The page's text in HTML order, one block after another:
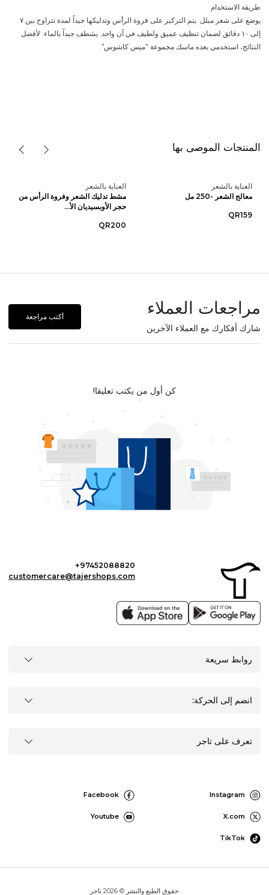
طريقة الاستخدام
يوضع على شعر مبلل. يتم التركيز على فروة الرأس وتدليكها جيداً لمدة تتراوح بين ٧
إلى ١٠ دقائق لضمان تنظيف عميق ولطيف في آن واحد. يشطف جيداً بالماء. لأفضل
النتائج، استخدمي بعده ماسك مجموعة "ميس كاشوس".
المنتجات الموصى بها
العناية بالشعر
معالج الشعر -250 مل
QR159
العناية بالشعر
مشط تدليك الشعر وفروة الرأس من
حجر الأوبسيديان الأ...
QR200
مراجعات العملاء
شارك أفكارك مع العملاء الآخرين
أكتب مراجعة
كن أول من يكتب تعليقا!
+97452088820
customercare@tajershops.com
روابط سريعة
انضم إلى الحركة:
تعرف على تاجر
Instagram
Facebook
X.com
Youtube
TikTok
حقوق الطبع والنشر © 2026 تاجر